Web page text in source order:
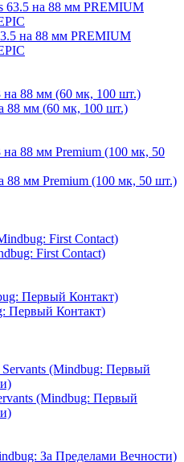
на 88 мм PREMIUM
88 мм (60 мк, 100 шт.)
88 мм Premium (100 мк, 50 шт.)
First Contact)
Первый Контакт)
(Mindbug: Первый